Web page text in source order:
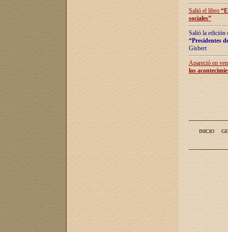
Salió el libro “
sociales”
Salió la edición
“Presidentes
Gisbert
Apareció en
los
INICIO